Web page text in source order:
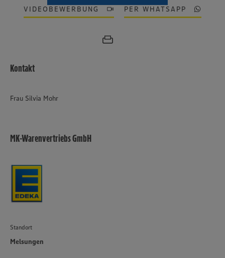
VIDEOBEWERBUNG
PER WHATSAPP
Kontakt
Frau Silvia Mohr
MK-Warenvertriebs GmbH
Standort
Melsungen